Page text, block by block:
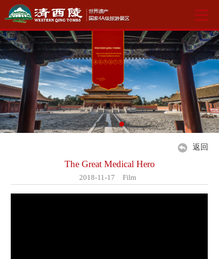
返回
The Great Medical Hero
2018-11-17 Film